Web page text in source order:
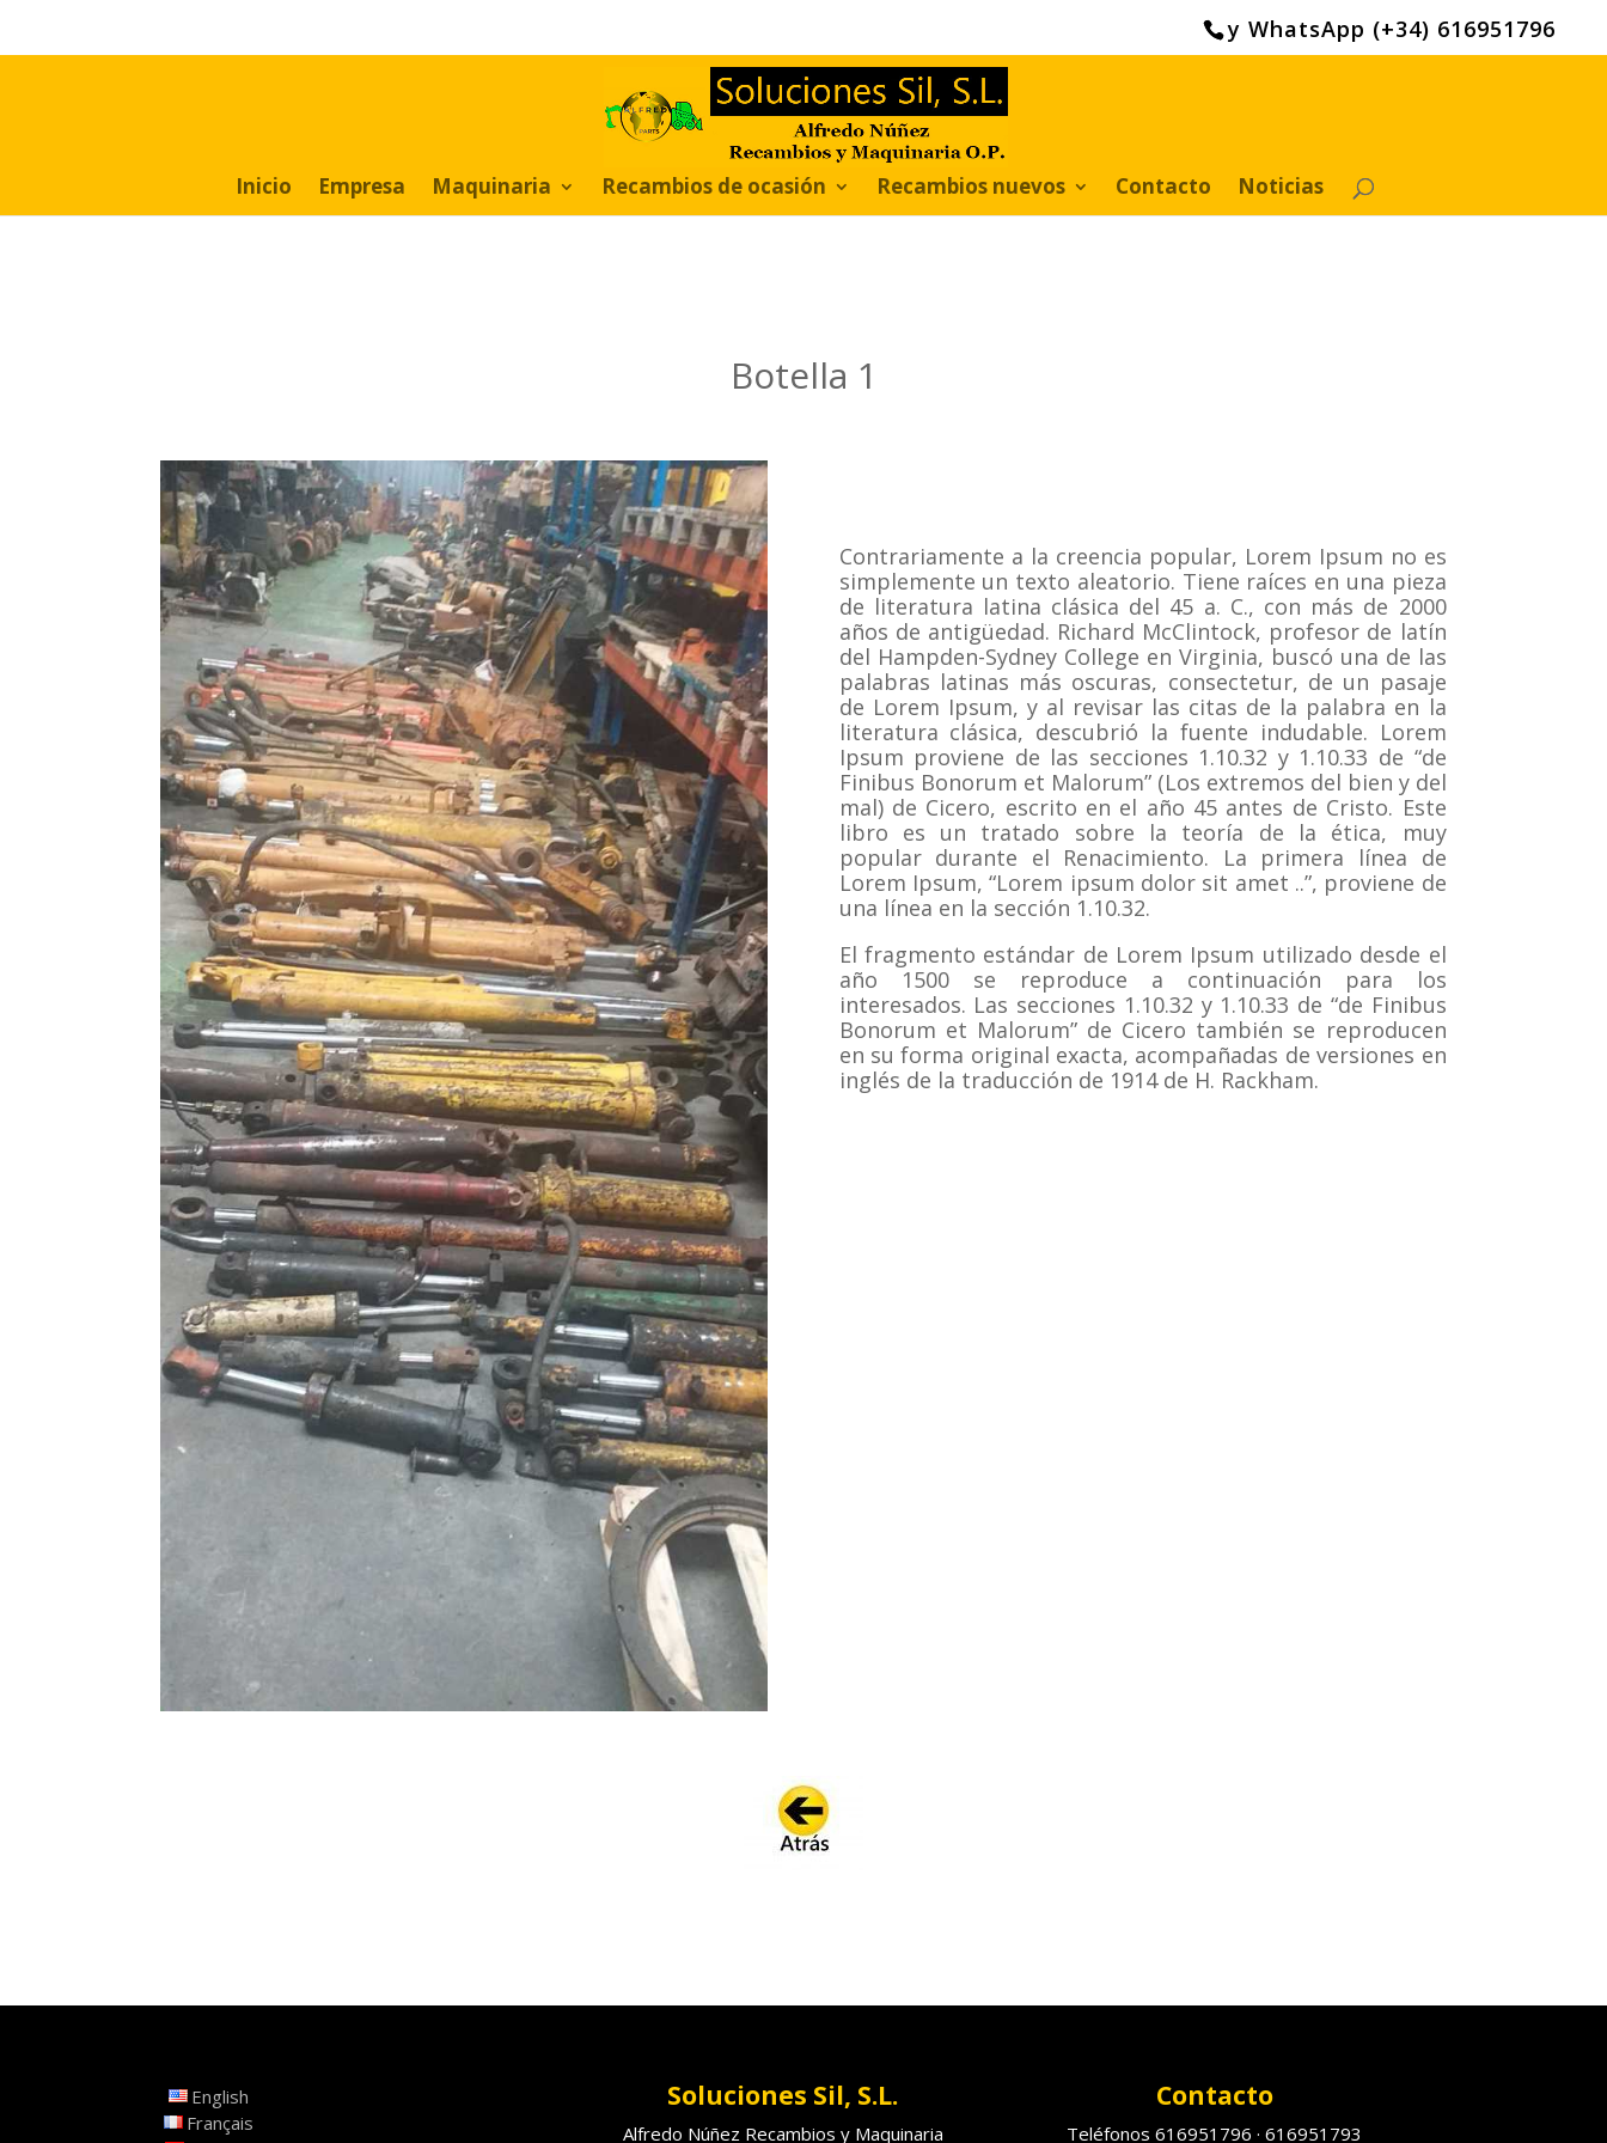
y WhatsApp (+34) 616951796
Inicio Empresa Maquinaria Recambios de ocasión Recambios nuevos Contacto Noticias
Botella 1
Contrariamente a la creencia popular, Lorem Ipsum no es
simplemente un texto aleatorio. Tiene raíces en una pieza
de literatura latina clásica del 45 a. C., con más de 2000
años de antigüedad. Richard McClintock, profesor de latín
del Hampden-Sydney College en Virginia, buscó una de las
palabras latinas más oscuras, consectetur, de un pasaje
de Lorem Ipsum, y al revisar las citas de la palabra en la
literatura clásica, descubrió la fuente indudable. Lorem
Ipsum proviene de las secciones 1.10.32 y 1.10.33 de “de
Finibus Bonorum et Malorum” (Los extremos del bien y del
mal) de Cicero, escrito en el año 45 antes de Cristo. Este
libro es un tratado sobre la teoría de la ética, muy
popular durante el Renacimiento.
La primera línea de
Lorem Ipsum, “Lorem ipsum dolor sit amet ..”, proviene de
una línea en la sección 1.10.32.
El fragmento estándar de Lorem Ipsum utilizado desde el
año 1500 se reproduce a continuación para los
interesados. Las secciones 1.10.32 y 1.10.33 de “de Finibus
Bonorum et Malorum” de Cicero también se reproducen
en su forma original exacta, acompañadas de versiones en
inglés de la traducción de 1914 de H. Rackham.
English
Français
Soluciones Sil, S.L.
Alfredo Núñez Recambios y Maquinaria
Contacto
Teléfonos 616951796 · 616951793